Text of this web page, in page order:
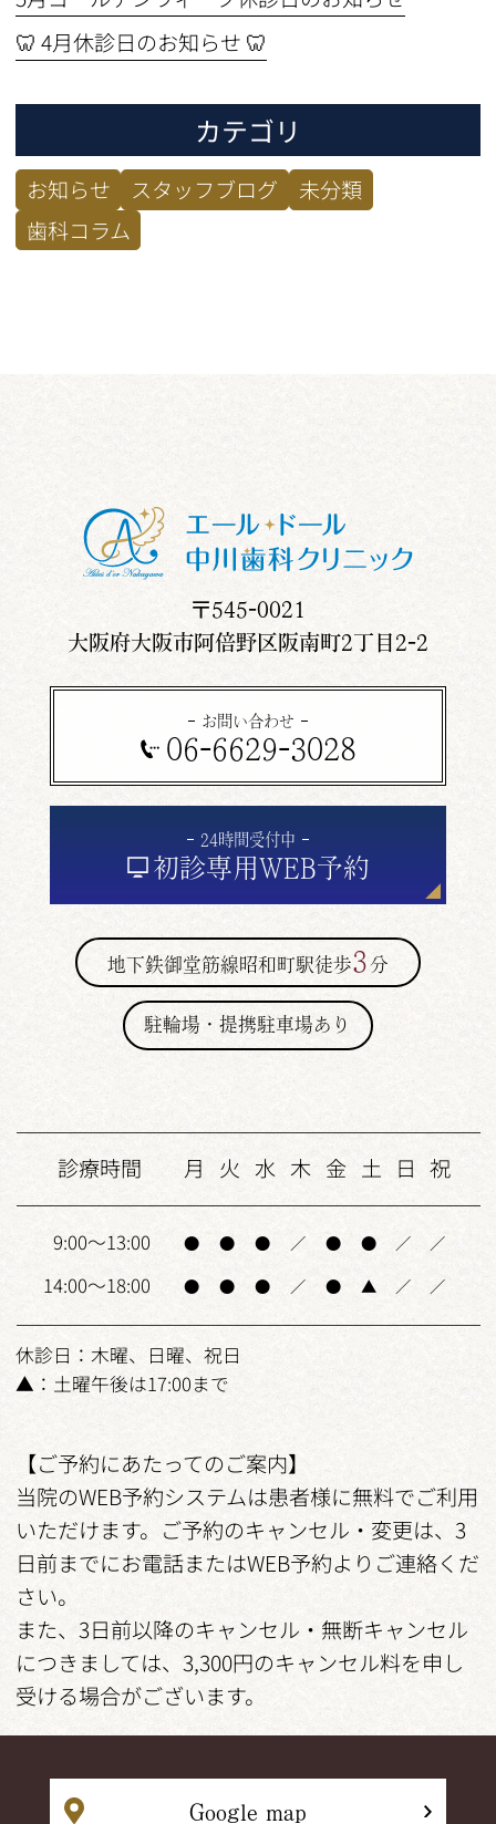
🦷 4月休診日のお知らせ 🦷
カテゴリ
お知らせ スタッフブログ
未分類
歯科コラム
〒545-0021
大阪府大阪市阿倍野区阪南町2丁目2-2
お問い合わせ
06-6629-3028
24時間受付中
初診専用WEB予約
地下鉄御堂筋線昭和町駅徒歩3分
駐輪場・提携駐車場あり
診療時間 月 火 水 木 金 土 日 祝
9:00～13:00 ● ● ● ／ ● ● ／ ／
14:00～18:00 ● ● ● ／ ● ▲ ／ ／
休診日：木曜、日曜、祝日
▲：土曜午後は17:00まで
【ご予約にあたってのご案内】
当院のWEB予約システムは患者様に無料でご利用
いただけます。ご予約のキャンセル・変更は、3
日前までにお電話またはWEB予約よりご連絡くだ
さい。
また、3日前以降のキャンセル・無断キャンセル
につきましては、3,300円のキャンセル料を申し
受ける場合がございます。
Google map